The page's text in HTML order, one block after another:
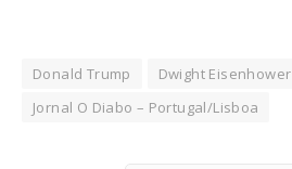
Donald Trump Dwight Eisenhower
Jornal O Diabo – Portugal/Lisboa